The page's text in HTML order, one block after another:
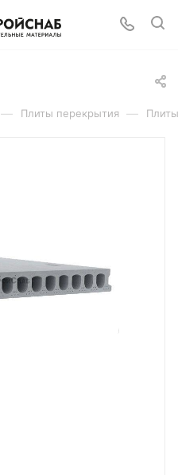
— Плиты перекрытия —